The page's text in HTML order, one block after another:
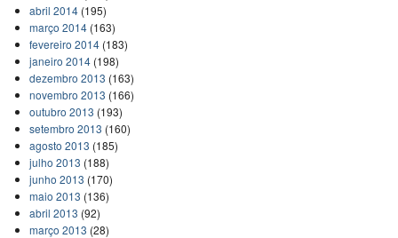
abril 2014(195)
março 2014(163)
fevereiro 2014(183)
janeiro 2014(198)
dezembro 2013 (163)
novembro 2013 (166)
outubro 2013 (193)
setembro 2013 (160)
agosto 2013 (185)
julho 2013 (188)
junho 2013 (170)
maio 2013 (136)
abril 2013 (92)
março 2013 (28)